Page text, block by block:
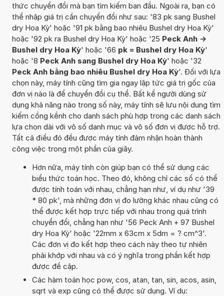
thức chuyển đổi mà bạn tìm kiếm ban đầu. Ngoài ra, bạn có
thể nhập giá trị cần chuyển đổi như sau: '83 pk sang Bushel
dry Hoa Kỳ' hoặc '91 pk bằng bao nhiêu Bushel dry Hoa Kỳ'
hoặc '92 pk ra Bushel dry Hoa Kỳ' hoặc '25 Peck Anh ->
Bushel dry Hoa Kỳ' hoặc '66 pk = Bushel dry Hoa Kỳ'
hoặc '8 Peck Anh sang Bushel dry Hoa Kỳ' hoặc '32
Peck Anh bằng bao nhiêu Bushel dry Hoa Kỳ'. Đối với lựa
chọn này, máy tính cũng tìm gia ngay lập tức giá trị gốc của
đơn vị nào là để chuyển đổi cụ thể. Bất kể người dùng sử
dụng khả năng nào trong số này, máy tính sẽ lưu nội dung tìm
kiếm cồng kềnh cho danh sách phù hợp trong các danh sách
lựa chọn dài với vô số danh mục và vô số đơn vị được hỗ trợ.
Tất cả điều đó đều được máy tính đảm nhận hoàn thành
công việc trong một phần của giây.
Hơn nữa, máy tính còn giúp bạn có thể sử dụng các
biểu thức toán học. Theo đó, không chỉ các số có thể
được tính toán với nhau, chẳng hạn như, ví dụ như '39
* 80 pk', mà những đơn vị đo lường khác nhau cũng có
thể được kết hợp trực tiếp với nhau trong quá trình
chuyển đổi, chẳng hạn như '56 Peck Anh + 97 Bushel
dry Hoa Kỳ' hoặc '22mm x 63cm x 5dm = ? cm^3'.
Các đơn vị đo kết hợp theo cách này theo tự nhiên
phải khớp với nhau và có ý nghĩa trong phần kết hợp
được đề cập.
Các hàm toán học pow, cos, atan, tan, sin, acos, asin,
sqrt và exp cũng có thể được sử dụng. Ví dụ: